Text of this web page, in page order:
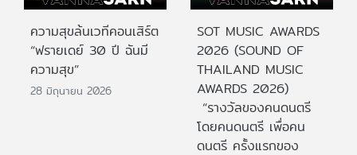
ความสุขล้นเวทีคอนเสิร์ต
“ฟรายเดย์ 30 ปี ฉันมี
ความสุข”
28 มิถุนายน 2026
SOT MUSIC AWARDS
2026 (SOUND OF
THAILAND MUSIC
AWARDS 2026)
“รางวัลของคนดนตรี
โดยคนดนตรี เพื่อคน
ดนตรี ครั้งแรกของ